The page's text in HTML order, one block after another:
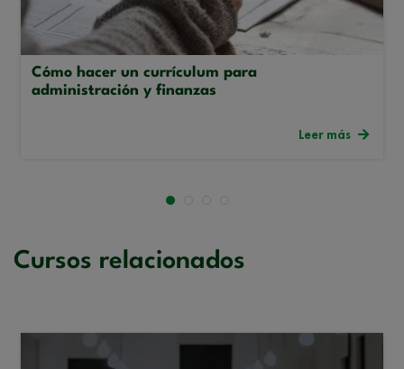
Cómo hacer un currículum para
administración y finanzas
Leer más
Cursos relacionados